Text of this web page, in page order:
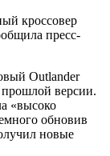
кроссовер
пресс-
Outlander
версии.
«высоко
обновив
новые